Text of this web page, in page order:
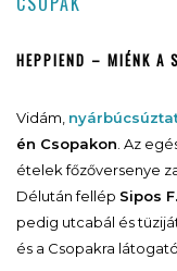
HEPPIEND – MIÉNK A
Vidám,
én Csopakon . Az
ételek főzőversenye
Délután fellép Sipos
pedig utcabál és
és a Csopakra